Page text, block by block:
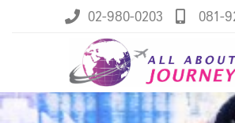
02-980-0203 081-